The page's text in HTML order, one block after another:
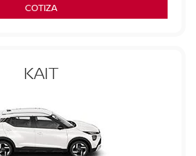
COTIZA
KAIT